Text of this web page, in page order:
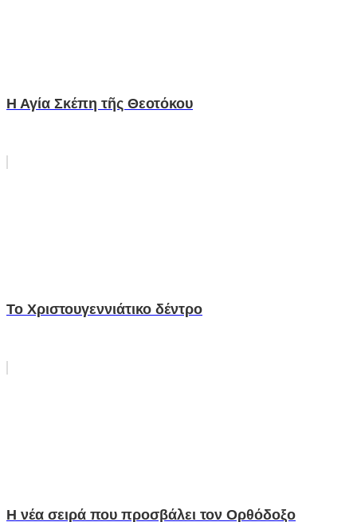
Η Αγία Σκέπη τῆς Θεοτόκου
Το Χριστουγεννιάτικο δέντρο
Η νέα σειρά που προσβάλει τον Ορθόδοξο